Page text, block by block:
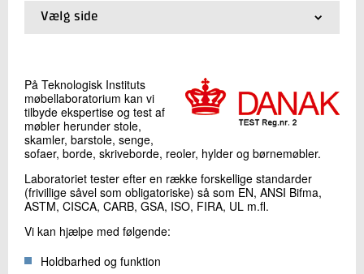
+45 72 20 23 90
Skriv til mig
Vælg side
01.Møbelprøvning
På Teknologisk Instituts
møbellaboratorium kan vi
tilbyde ekspertise og test af
møbler herunder stole,
skamler, barstole, senge,
sofaer, borde, skriveborde, reoler, hylder og børnemøbler.
Laboratoriet tester efter en række forskellige standarder
(frivillige såvel som obligatoriske) så som EN, ANSI Bifma,
ASTM, CISCA, CARB, GSA, ISO, FIRA, UL m.fl.
Vi kan hjælpe med følgende:
Holdbarhed og funktion